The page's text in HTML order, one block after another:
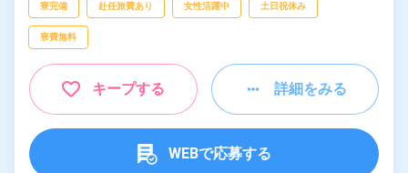
寮完備 赴任旅費あり 女性活躍中 土日祝休み
寮費無料
キープする 詳細をみる
WEBで応募する